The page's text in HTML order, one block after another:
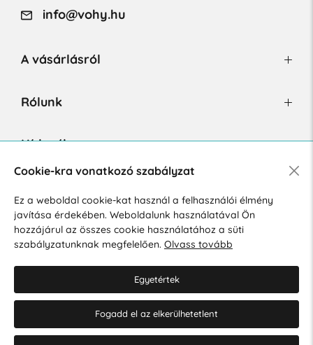
info@vohy.hu
A vásárlásról
Rólunk
Hírlevél
Hozzájárulok a személyes adatok marketing célú kezeléséhez.
Személyes adatok védelmére vonatkozó szabályzat.
Cookie-kra vonatkozó szabályzat
Ez a weboldal cookie-kat használ a felhasználói élmény
javítása érdekében. Weboldalunk használatával Ön
hozzájárul az összes cookie használatához a süti
szabályzatunknak megfelelően. Olvass tovább
Egyetértek
Fogadd el az elkerülhetetlent